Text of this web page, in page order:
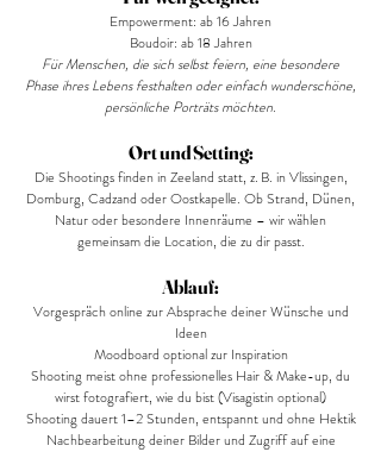
Empowerment: ab 16 Jahren
Boudoir: ab 18 Jahren
Für Menschen, die sich selbst feiern, eine besondere
Phase ihres Lebens festhalten oder einfach wunderschöne,
persönliche Porträts möchten.
Ort und Setting:
Die Shootings finden in Zeeland statt, z. B. in Vlissingen,
Domburg, Cadzand oder Oostkapelle. Ob Strand, Dünen,
Natur oder besondere Innenräume – wir wählen
gemeinsam die Location, die zu dir passt.
Ablauf:
Vorgespräch online zur Absprache deiner Wünsche und
Ideen
Moodboard optional zur Inspiration
Shooting meist ohne professionelles Hair & Make-up, du
wirst fotografiert, wie du bist (Visagistin optional)
Shooting dauert 1–2 Stunden, entspannt und ohne Hektik
Nachbearbeitung deiner Bilder und Zugriff auf eine